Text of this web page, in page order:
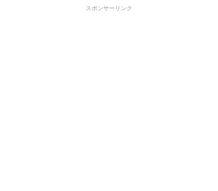
スポンサーリンク